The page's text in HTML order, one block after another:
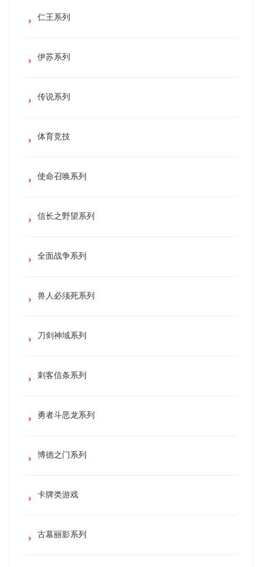
仁王系列
伊苏系列
传说系列
体育竞技
使命召唤系列
信长之野望系列
全面战争系列
兽人必须死系列
刀剑神域系列
刺客信条系列
勇者斗恶龙系列
博德之门系列
卡牌类游戏
古墓丽影系列